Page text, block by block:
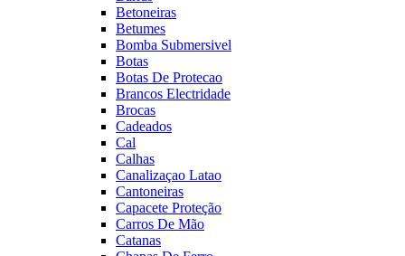
Betoneiras
Betumes
Bomba Submersivel
Botas
Botas De Protecao
Brancos Electridade
Brocas
Cadeados
Cal
Calhas
Canalizaçao Latao
Cantoneiras
Capacete Proteção
Carros De Mão
Catanas